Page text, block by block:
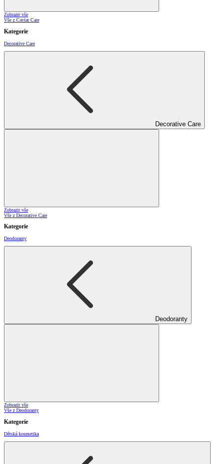
Zobrazit vše
Vše z Caviar Care
Kategorie
Decorative Care
Decorative Care
Zobrazit vše
Vše z Decorative Care
Kategorie
Deodoranty
Deodoranty
Zobrazit vše
Vše z Deodoranty
Kategorie
Dětská kosmetika